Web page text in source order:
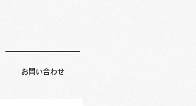
お問い合わせ